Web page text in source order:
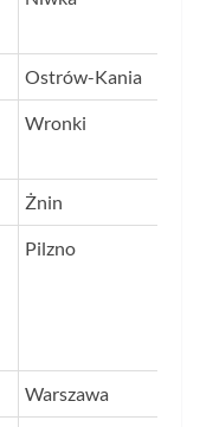
Ostrów-Kania
Wronki
Żnin
Pilzno
Warszawa